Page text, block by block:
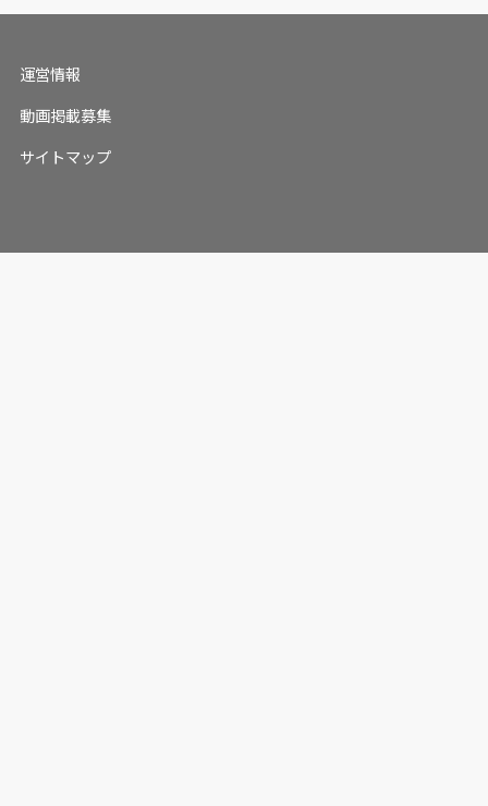
運営情報
動画掲載募集
サイトマップ